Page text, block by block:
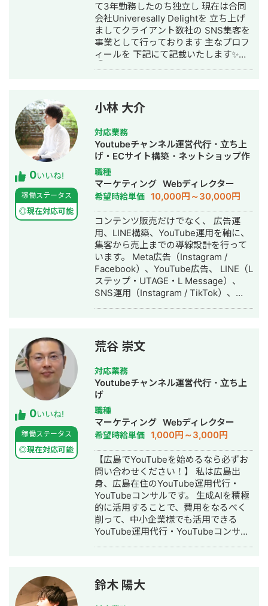
社に就職。職人として活動する ・
RIZAPの子会社に転職し、10年勤務。
事業部で最年少の支配人となり、新規
出店などを経験 ・副業だったマーケテ
ィング技術をもって独立 ・個人事業と
して3年で利益8倍を達成。「トソーマ
【略歴】 2018年〜2021年 ・外壁塗装
会社の集客のプロとして個人事業主で
活動 2022年〜 ・トソーマ株式会社
代表取締役 >リフォーム業・建設業
の集客支援 >SEO事業 >リスティ
ング広告事業 >ホームページ・LP制
作事業 LINE（無料相談をご希望の方）
https://s.lmes.jp/landing-
qr/2000788262-7YNDe1MK?
uLand=UGw3dP トソーマ株式会社公
式サイト https://tosoma.co.jp 無料で
相談も受け付けています。 興味がある
方は、LINEでお気軽にご連絡ください
ませ。
て3年勤務したのち独立し 現在は合同
会社Univeresally Delightを 立ち上げ
ましてクライアント数社の SNS集客を
事業として行っております 主なプロフ
ィールを 下記にて記載いたします✨
YouTube100万人登録 ・美容系クリニ
ックYouTube約3万人登録 →集客率
200％UP ・発達療育instagram売上
100％UP ・YouTube動画100万再生 ・
総SNSコンサル50件以上 ③具体的に
行っていること ・SNSを使用した集客
導線設計 ・SNSアカウント集客(採用)
設計 ・動画や画像コンテンツ生成 ・コ
ンテンツ企画立案 ・コンテンツ台本作
成 ・サムネイル画像作成 ・動画制作、
編集 ・アナリティクス分析
0いいね!
稼働ステータス
◎現在対応可能
小林 大介
対応業務
Youtubeチャンネル運営代行・立ち上
げ・ECサイト構築・ネットショップ作
成代行・SNS運用代行・リスティング
広告運用代行・動画制作・動画編集・
AI活用
職種
マーケティング Webディレクター
希望時給単価 10,000円～30,000円
コンテンツ販売だけでなく、 広告運
用、LINE構築、YouTube運用を軸に、
集客から売上までの導線設計を行って
います。 Meta広告（Instagram /
Facebook）、YouTube広告、 LINE（L
ステップ・UTAGE・L Message）、
SNS運用（Instagram / TikTok）、
でフォロワー単価49円を実現 ・手相チ
ャンネル：動画2本で収益化 ・スピリ
チュアルチャンネル：動画4本で収益化
・釣り／野球／観光系など複数ジャン
ルのYouTube運用 を経験しています。
単なる運用代行ではなく、 「集客→教
育→成約」までを一つの流れとして設
計するのが強みです。 特に、店舗ビジ
ネスや講座ビジネス、 スピリチュアル
系コンテンツのYouTube運用は得意分
野です。 30〜90万円帯の講座販売導線
の設計経験もあり、 売上に直結するマ
ーケティング設計を意識して取り組ん
でいます。案件によっては、 「何をや
るべきか分からない」状態から相談さ
れることも多いです。 その場合でも、
現状整理から一緒に設計します。
0いいね!
稼働ステータス
◎現在対応可能
荒谷 崇文
対応業務
Youtubeチャンネル運営代行・立ち上
げ
職種
マーケティング Webディレクター
希望時給単価 1,000円～3,000円
【広島でYouTubeを始めるなら必ずお
問い合わせください！】 私は広島出
身、広島在住のYouTube運用代行・
YouTubeコンサルです。 生成AIを積極
的に活用することで、費用をなるべく
削って、中小企業様でも活用できる
YouTube運用代行・YouTubeコンサル
Webマーケティング全体から考えた
YouTubeの必要性や事業への適合性を
丁寧にご説明します。 【経歴】 〇大学
鈴木 陽大